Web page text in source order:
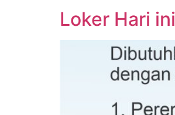
Loker Hari ini